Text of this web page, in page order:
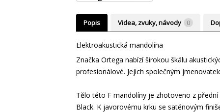
Popis Videa, zvuky, návody 0
Elektroakustická mandolína
Značka Ortega nabízí širokou škálu
profesionálové. Jejich společným
Tělo této F mandolíny je zhotoveno z
Black. K javorovému krku se saténovým